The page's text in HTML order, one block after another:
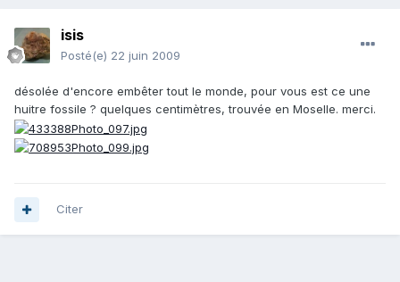
isis
Posté(e) 22 juin 2009
désolée d'encore embêter tout le monde, pour vous est ce une
huitre fossile ? quelques centimètres, trouvée en Moselle. merci.
Citer